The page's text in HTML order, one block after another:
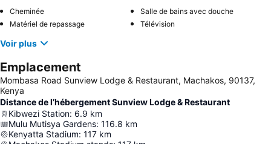
Cheminée
Salle de bains avec douche
Matériel de repassage
Télévision
Voir plus
Emplacement
Mombasa Road Sunview Lodge & Restaurant, Machakos, 90137,
Kenya
Distance de l’hébergement Sunview Lodge & Restaurant
Kibwezi Station: 6.9 km
Mulu Mutisya Gardens: 116.8 km
Kenyatta Stadium: 117 km